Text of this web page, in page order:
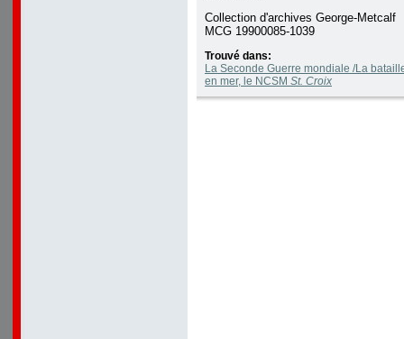
Collection d'archives George-Metcalf
MCG 19900085-1039
Trouvé dans:
La Seconde Guerre mondiale /La
en mer, le NCSM St. Croix